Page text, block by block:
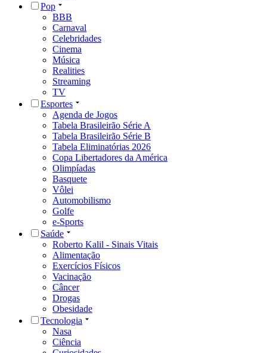
Pop
BBB
Carnaval
Celebridades
Cinema
Música
Realities
Streaming
TV
Esportes
Agenda de Jogos
Tabela Brasileirão Série A
Tabela Brasileirão Série B
Tabela Eliminatórias 2026
Copa Libertadores da América
Olimpíadas
Basquete
Vôlei
Automobilismo
Golfe
e-Sports
Saúde
Roberto Kalil - Sinais Vitais
Alimentação
Exercícios Físicos
Vacinação
Câncer
Drogas
Obesidade
Tecnologia
Nasa
Ciência